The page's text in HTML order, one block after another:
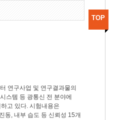
연구사업 및 연구결과물의
스템 등 광통신 전 분야에
고 있다. 시험내용은
동, 내부 습도 등 신뢰성 15개
TOP